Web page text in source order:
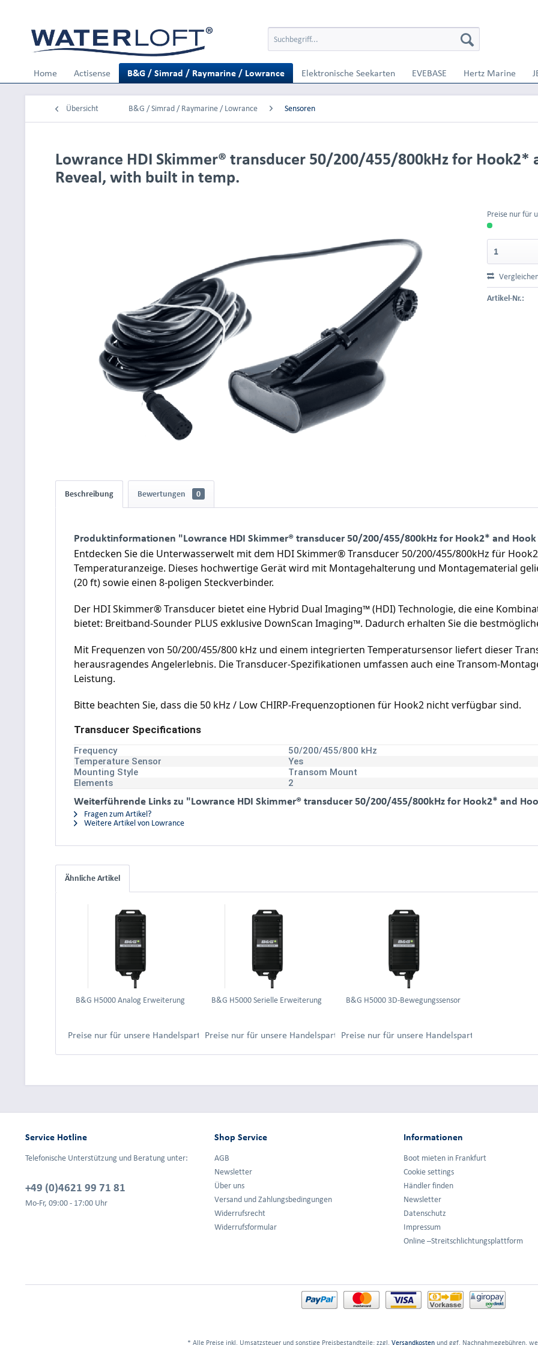
Home Actisense B&G / Simrad / Raymarine / Lowrance Elektronische Seekarten EVEBASE Hertz Marine
Übersicht B&G / Simrad / Raymarine / Lowrance Sensoren
Lowrance HDI Skimmer® transducer 50/200/455/800kHz for Hook2*
Reveal, with built in temp.
Preise nur für
Artikel-Nr.:
Beschreibung Bewertungen 0
Produktinformationen "Lowrance HDI Skimmer® transducer 50/200/455/800kHz for Hook2* and
Entdecken Sie die Unterwasserwelt mit dem HDI Skimmer® Transducer 50/200/455/800kHz für
Temperaturanzeige. Dieses hochwertige Gerät wird mit Montagehalterung und Montagematerial
(20 ft) sowie einen 8-poligen Steckverbinder.
Der HDI Skimmer® Transducer bietet eine Hybrid Dual Imaging™ (HDI) Technologie, die eine
bietet: Breitband-Sounder PLUS exklusive DownScan Imaging™. Dadurch erhalten Sie die
Mit Frequenzen von 50/200/455/800 kHz und einem integrierten Temperatursensor liefert dieser
herausragendes Angelerlebnis. Die Transducer-Spezifikationen umfassen auch eine Transom-
Leistung.
Bitte beachten Sie, dass die 50 kHz / Low CHIRP-Frequenzoptionen für Hook2 nicht verfügbar sind.
Transducer Specifications
Frequency
50/200/455/800 kHz
Temperature Sensor
Yes
Mounting Style
Transom Mount
Elements
2
Weiterführende Links zu "Lowrance HDI Skimmer® transducer 50/200/455/800kHz for Hook2* and
Fragen zum Artikel?
Weitere Artikel von Lowrance
Ähnliche Artikel
B&G H5000 Analog Erweiterung
Preise nur für unsere Handelspartner nach Anmeldung.
B&G H5000 Serielle Erweiterung
Preise nur für unsere Handelspartner nach Anmeldung.
B&G H5000 3D-Bewegungssensor
Preise nur für unsere Handelspartner nach
Service Hotline
Telefonische Unterstützung und Beratung unter:
+49 (0)4621 99 71 81
Mo-Fr, 09:00 - 17:00 Uhr
Shop Service
AGB
Newsletter
Über uns
Versand und Zahlungsbedingungen
Widerrufsrecht
Widerrufsformular
Informationen
Boot mieten in Frankfurt
Cookie settings
Händler finden
Newsletter
Datenschutz
Impressum
Online –Streitschlichtungsplattform
* Alle Preise inkl. Umsatzsteuer und sonstige Preisbestandteile; zzgl. Versandkostenund ggf. Nachnahmegebühren,